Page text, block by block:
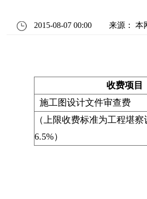
2015-08-07 00:00 来源： 本
收费项目
施工图设计文件审查费
（上限收费标准为工程堪
6.5%）